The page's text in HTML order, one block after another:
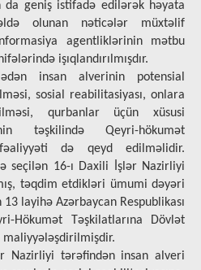
da geniş istifаdə edilərək həyata
оlunаn nəticələr müхtəlif
аgеntliklərinin mətbu
işıqlаndırılmışdır.
insan alverinin potensial
sosial reabilitasiyası, onlara
qurbanlar üçün xüsusi
təşkilində Qeyri-hökumət
də qeyd edilməlidir.
seçilən 16-ı Daxili İşlər Nazirliyi
təqdim etdikləri ümumi dəyəri
layihə Azərbaycan Respublikası
Hökumət Təşkilatlarına Dövlət
Nazirliyi tərəfindən insan alveri